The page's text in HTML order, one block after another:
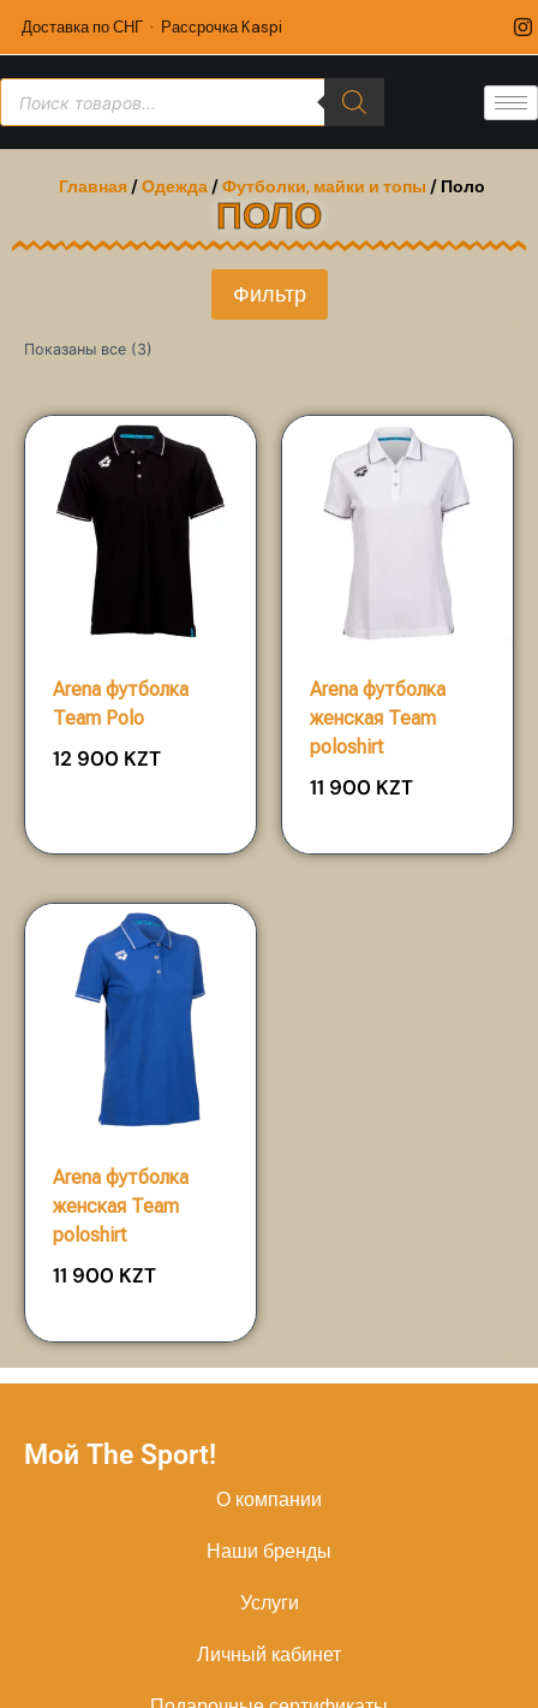
Доставка по СНГ · Рассрочка Kaspi
Главная /Одежда /Футболки, майки и топы / Поло
ПОЛО
Фильтр
Показаны все (3)
Arena футболка
Team Polo
12 900 KZT
Arena футболка
женская Team
poloshirt
11 900 KZT
Arena футболка
женская Team
poloshirt
11 900 KZT
Мой The Sport!
О компании
Наши бренды
Услуги
Личный кабинет